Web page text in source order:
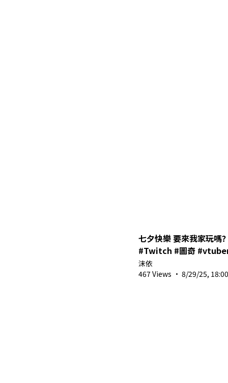
七夕快樂 要來我家玩
#Twitch #圖奇 #vtuber
#twitchstreamer
亞vtuber
沫依
467 Views · 8/29/25, 18:00